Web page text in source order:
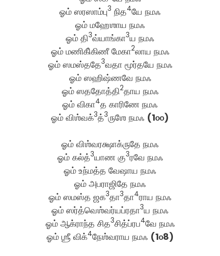
ஓம் ஸரஸாம்பு3 நித4யே நமஃ
ஓம் மஹேஶாய நமஃ
ஓம் தி3வ்யாங்கா3ய நமஃ
ஓம் மணிகிஂகிணீ மேகா2லாய நமஃ
ஓம் ஸமஸ்ததே3வதா மூர்தயே நமஃ
ஓம் ஸஹிஷ்ணவே நமஃ
ஓம் ஸததோத்தி2தாய நமஃ
ஓம் விகா4த காரிணே நமஃ
ஓம் விஶ்வக்3த்3ருஶே நமஃ (1௦௦)
ஓம் விஶ்வரக்ஷாக்ருதே நமஃ
ஓம் கல்த்3யாண கு3ரவே நமஃ
ஓம் உந்மத்த வேஷாய நமஃ
ஓம் அபராஜிதே நமஃ
ஓம் ஸமஸ்த ஜக3தா3தா4ராய நமஃ
ஓம் ஸர்த்வெஶ்வர்யப்ரதா3ய நமஃ
ஓம் ஆக்ராந்த சித3சித்ப்ரப4வே நமஃ
ஓம் ஶ்ரீ விக்4நேஶ்வராய நமஃ (1௦8)